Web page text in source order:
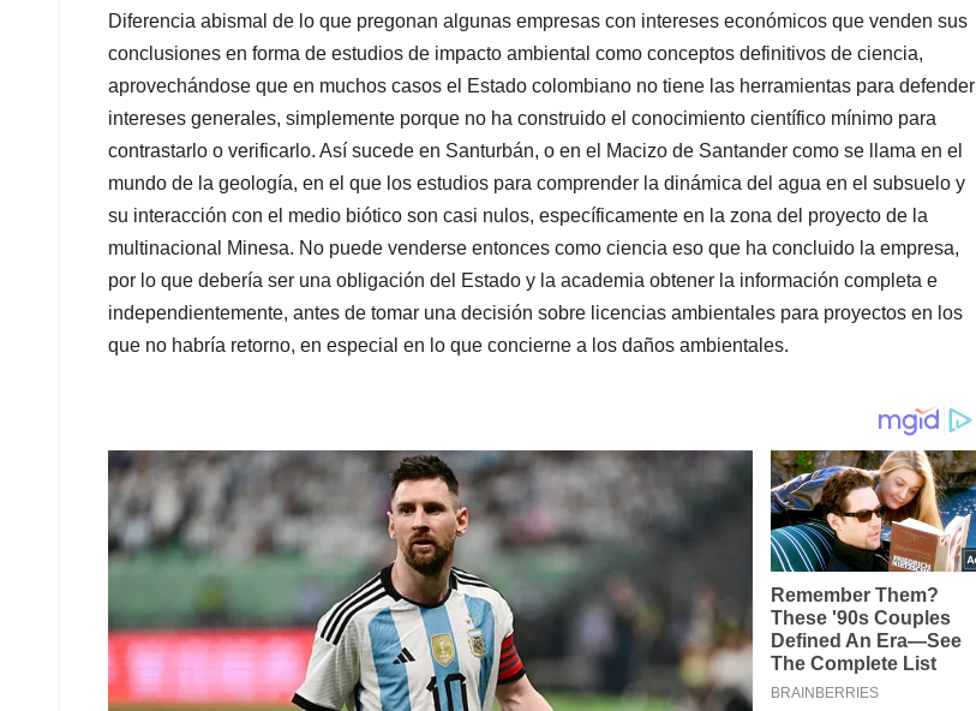
Diferencia abismal de lo que pregonan algunas empresas con intereses económicos que venden sus
conclusiones en forma de estudios de impacto ambiental como conceptos definitivos de ciencia,
aprovechándose que en muchos casos el Estado colombiano no tiene las herramientas para defender
intereses generales, simplemente porque no ha construido el conocimiento científico mínimo para
contrastarlo o verificarlo. Así sucede en Santurbán, o en el Macizo de Santander como se llama en el
mundo de la geología, en el que los estudios para comprender la dinámica del agua en el subsuelo y
su interacción con el medio biótico son casi nulos, específicamente en la zona del proyecto de la
multinacional Minesa. No puede venderse entonces como ciencia eso que ha concluido la empresa,
por lo que debería ser una obligación del Estado y la academia obtener la información completa e
independientemente, antes de tomar una decisión sobre licencias ambientales para proyectos en los
que no habría retorno, en especial en lo que concierne a los daños ambientales.